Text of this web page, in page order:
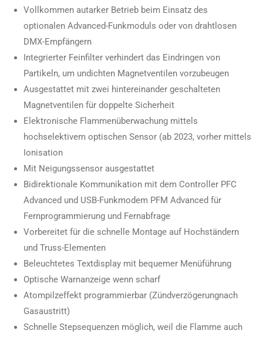
Vollkommen autarker Betrieb beim Einsatz des
optionalen Advanced-Funkmoduls oder von drahtlosen
DMX-Empfängern
Integrierter Feinfilter verhindert das Eindringen von
Partikeln, um undichten Magnetventilen vorzubeugen
Ausgestattet mit zwei hintereinander geschalteten
Magnetventilen für doppelte Sicherheit
Elektronische Flammenüberwachung mittels
hochselektivem optischen Sensor (ab 2023, vorher mittels
Ionisation
Mit Neigungssensor ausgestattet
Bidirektionale Kommunikation mit dem Controller PFC
Advanced und USB-Funkmodem PFM Advanced für
Fernprogrammierung und Fernabfrage
Vorbereitet für die schnelle Montage auf Hochständern
und Truss-Elementen
Beleuchtetes Textdisplay mit bequemer Menüführung
Optische Warnanzeige wenn scharf
Atompilzeffekt programmierbar (Zündverzögerungnach
Gasaustritt)
Schnelle Stepsequenzen möglich, weil die Flamme auch